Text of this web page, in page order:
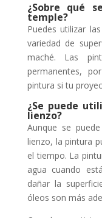
¿Sobre qué
temple?
Puedes utilizar
variedad de
maché. Las
permanentes,
pintura si tu
¿Se puede
lienzo?
Aunque se
lienzo, la pintura
el tiempo. La
agua cuando
dañar la
óleos son más